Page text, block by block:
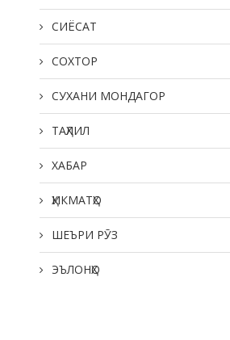
СИЁСАТ
СОХТОР
СУХАНИ МОНДАГОР
ТАҲЛИЛ
ХАБАР
ҲИКМАТҲО
ШЕЪРИ РӮЗ
ЭЪЛОНҲО